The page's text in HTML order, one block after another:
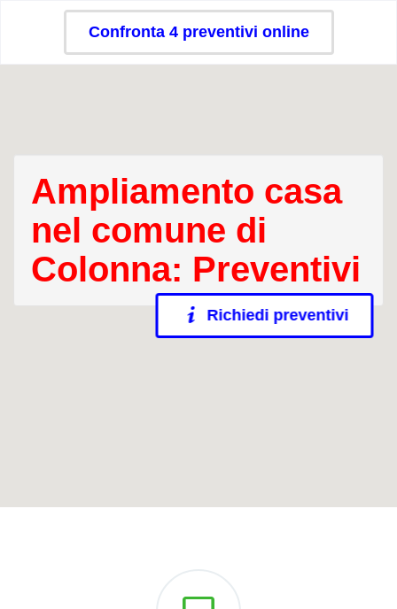
Confronta 4 preventivi online
Ampliamento casa
nel comune di
Colonna: Preventivi
Richiedi preventivi